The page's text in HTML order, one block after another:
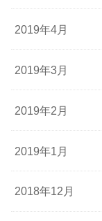
2019年4月
2019年3月
2019年2月
2019年1月
2018年12月